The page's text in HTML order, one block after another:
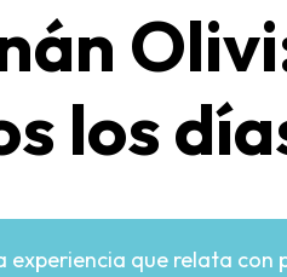
los
experiencia que relata